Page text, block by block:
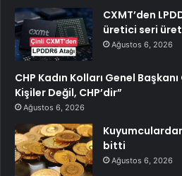
CXMT’den
üretici seri
Ağustos 6, 2026
CHP Kadın Kolları Genel
Kişiler Değil, CHP’dir”
Ağustos 6, 2026
bitti
Ağustos 6, 2026